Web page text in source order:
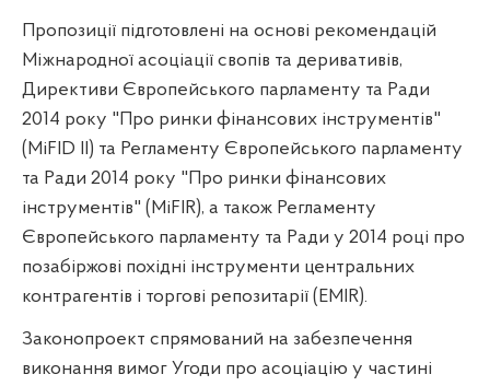
Пропозиції підготовлені на основі рекомендацій
Міжнародної асоціації свопів та деривативів,
Директиви Європейського парламенту та Ради
2014 року "Про ринки фінансових інструментів"
( MiFID
) та Регламенту Європейського парламенту
та Ради 2014 року "Про ринки фінансових
інструментів" ( MiFIR), а також Регламенту
Європейського парламенту та Ради у 2014 році про
позабіржові похідні інструменти центральних
контрагентів і торгові репозитарії ( EMIR).
Законопроект спрямований на забезпечення
виконання вимог Угоди про асоціацію у частині